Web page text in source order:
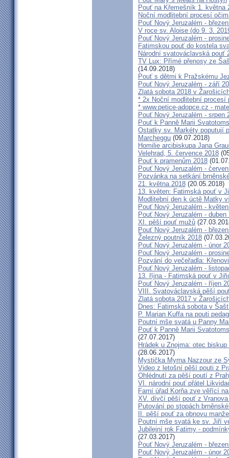
Pouť na Křemešník 1. května
Noční modlitební procesí
Pouť Nový Jeruzalém -
V roce sv. Aloise (do 9. 3.
Pouť Nový Jeruzalém -
Fatimskou pouť do kostela
Národní svatováclavská pouť
TV Lux: Přímé přenosy ze
(14.09.2018)
Pouť s dětmi k Pražskému
Pouť Nový Jeruzalém - září
Zlatá sobota 2018 v
* 2x Noční modlitební
* www.petice-adopce.cz -
Pouť Nový Jeruzalém - srpen
Pouť k Panně Marii
Ostatky sv. Markéty poputují
Marcheggu (09.07.2018)
Homilie arcibiskupa Jana
Velehrad, 5. července 2018
Pouť k pramenům 2018
Pouť Nový Jeruzalém -
Pozvánka na setkání
21. května 2018 (20.05.2018)
13. květen: Fatimská pouť v
Modlitební den k úctě Matky
Pouť Nový Jeruzalém -
Pouť Nový Jeruzalém - duben
XI. pěší pouť mužů
Pouť Nový Jeruzalém -
Železný poutník 2018
Pouť Nový Jeruzalém - únor
Pouť Nový Jeruzalém -
Pozvání do večeřadla:
Pouť Nový Jeruzalém -
13. října - Fatimská pouť v
Pouť Nový Jeruzalém - říjen
VIII. Svatováclavská pěší
Zlatá sobota 2017 v
Dnes: Fatimská sobota v
P. Marian Kuffa na pouti
Poutní mše svatá u Panny
Pouť k Panně Marii
(27.07.2017)
Hrádek u Znojma: otec
(28.06.2017)
Mystička Myrna Nazzour ze
Video z letošní pěší pouti z
Ohlédnutí za pěší poutí z
VI. národní pouť přátel
Farní úřad Korňa zve věřící
XV. dívčí pěší pouť z
Putování po stopách
II. pěší pouť za obnovu
Poutní mše svatá ke sv. Jiří
Jubilejní rok Fatimy -
(27.03.2017)
Pouť Nový Jeruzalém -
Pouť Nový Jeruzalém - únor